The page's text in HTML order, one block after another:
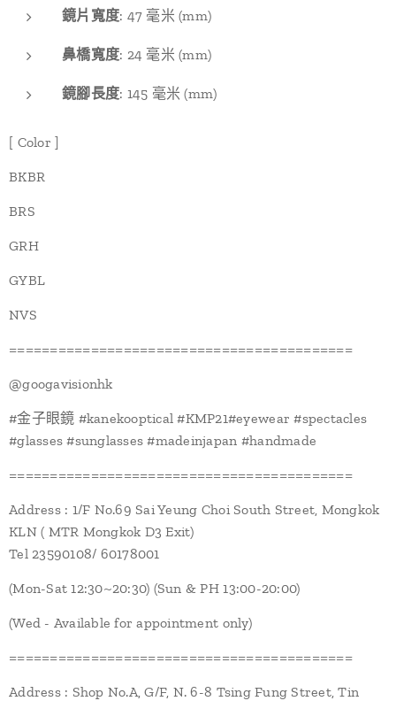
鏡片寬度: 47 毫米 (mm)
鼻橋寬度: 24 毫米 (mm)
鏡腳長度: 145 毫米 (mm)
[ Color ]
BKBR
BRS
GRH
GYBL
NVS
==========================================
@googavisionhk
#金子眼鏡 #kanekooptical #KMP21#eyewear #spectacles
#glasses #sunglasses #madeinjapan #handmade
==========================================
Address : 1/F No.69 Sai Yeung Choi South Street, Mongkok
KLN ( MTR Mongkok D3 Exit)
Tel 23590108/ 60178001
(Mon-Sat 12:30~20:30) (Sun & PH 13:00-20:00)
(Wed - Available for appointment only)
==========================================
Address : Shop No.A, G/F, N. 6-8 Tsing Fung Street, Tin